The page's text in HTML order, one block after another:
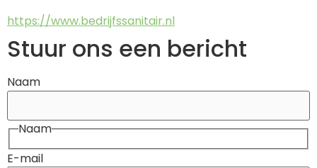
https://www.bedrijfssanitair.nl
Stuur ons een bericht
Naam
Naam
E-mail